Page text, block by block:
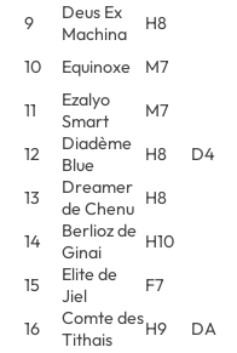
9
Deus Ex
Machina
H8
10
Equinoxe M7
11
Ezalyo
Smart
M7
12
Diadème
Blue
H8 D4
13
Dreamer
de Chenu H8
14
Berlioz de
Ginai
H10
15
Elite de
Jiel
F7
16
Comte des
Tithais
H9 DA